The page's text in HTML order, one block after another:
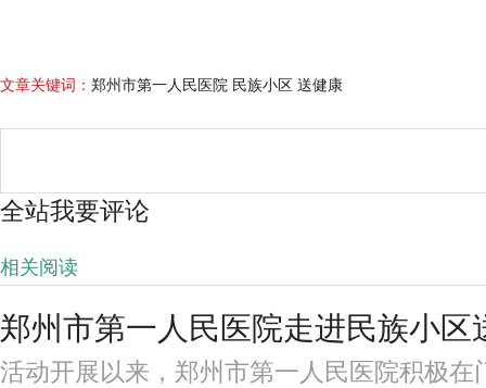
文章关键词： 郑州市第一人民医院 民族小区 送健康
全站我要评论
相关阅读
郑州市第一人民医院走进民族小区
活动开展以来，郑州市第一人民医院积极在